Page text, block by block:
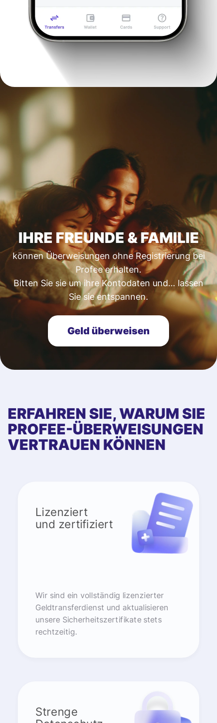
IHRE FREUNDE & FAMILIE
können Überweisungen ohne Registrierung bei
Profee erhalten.
Bitten Sie sie um ihre Kontodaten und… lassen
Sie sie entspannen.
Geld überweisen
ERFAHREN SIE, WARUM SIE
PROFEE-ÜBERWEISUNGEN
VERTRAUEN KÖNNEN
Lizenziert
und zertifiziert
Wir sind ein vollständig lizenzierter
Geldtransferdienst und aktualisieren
unsere Sicherheitszertifikate stets
rechtzeitig.
Strenge